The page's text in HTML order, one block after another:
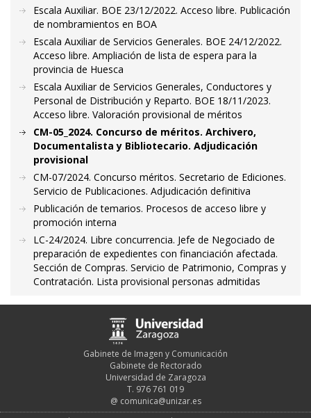
Escala Auxiliar. BOE 23/12/2022. Acceso libre. Publicación
de nombramientos en BOA
Escala Auxiliar de Servicios Generales. BOE 24/12/2022.
Acceso libre. Ampliación de lista de espera para la
provincia de Huesca
Escala Auxiliar de Servicios Generales, Conductores y
Personal de Distribución y Reparto. BOE 18/11/2023.
Acceso libre. Valoración provisional de méritos
CM-05_2024. Concurso de méritos. Archivero,
Documentalista y Bibliotecario. Adjudicación
provisional
CM-07/2024. Concurso méritos. Secretario de Ediciones.
Servicio de Publicaciones. Adjudicación definitiva
Publicación de temarios. Procesos de acceso libre y
promoción interna
LC-24/2024. Libre concurrencia. Jefe de Negociado de
preparación de expedientes con financiación afectada.
Sección de Compras. Servicio de Patrimonio, Compras y
Contratación. Lista provisional personas admitidas
Gabinete de Imagen y Comunicación
Gabinete de Rectorado
Universidad de Zaragoza
T. 976 761 019
@ comunica@unizar.es